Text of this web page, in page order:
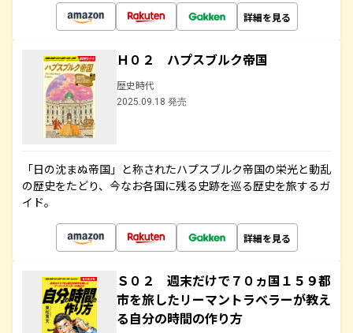
詳細を見る
Ｈ０２ ハプスブルク帝国
歴史時代
2025.09.18 発売
「日の沈まぬ帝国」と称されたハプスブルク帝国の栄光と動乱
の歴史をたどり、今なお各国に残る史跡を巡る歴史を旅するガ
イド。
詳細を見る
Ｓ０２ 週末だけで７０ヵ国１５９都
市を旅したリーマントラベラーが教え
る自分の時間の作り方